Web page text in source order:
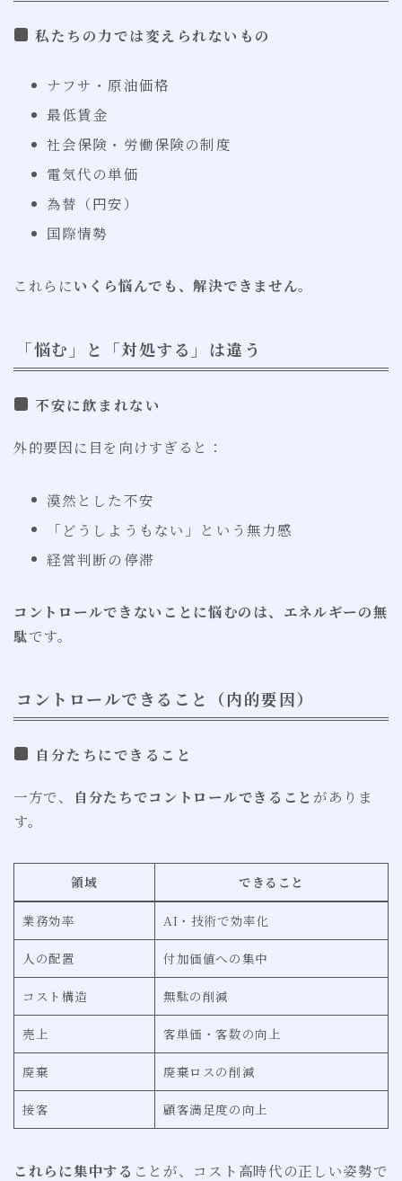
私たちの力では変えられないもの
ナフサ・原油価格
最低賃金
社会保険・労働保険の制度
電気代の単価
為替（円安）
国際情勢
これらにいくら悩んでも、解決できません。
「悩む」と「対処する」は違う
不安に飲まれない
外的要因に目を向けすぎると：
漠然とした不安
「どうしようもない」という無力感
経営判断の停滞
コントロールできないことに悩むのは、エネルギーの無
駄です。
コントロールできること（内的要因）
自分たちにできること
一方で、 自分たちでコントロールできること がありま
す。
領域 できること
業務効率 AI・技術で効率化
人の配置 付加価値への集中
コスト構造 無駄の削減
売上 客単価・客数の向上
廃棄 廃棄ロスの削減
接客 顧客満足度の向上
これらに集中する ことが、コスト高時代の正しい姿勢で